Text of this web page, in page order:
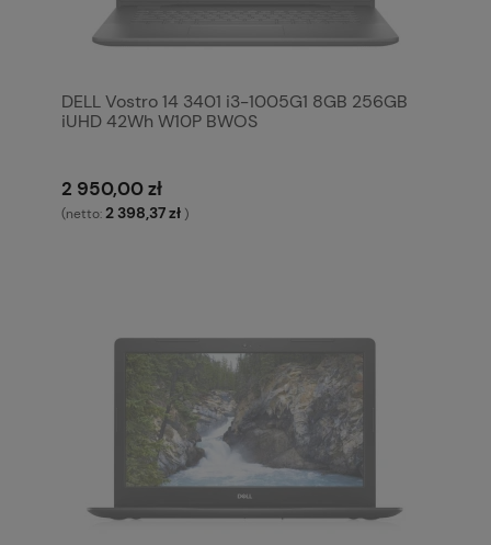
DELL Vostro 14 3401 i3-1005G1 8GB 256GB
iUHD 42Wh W10P BWOS
2 950,00 zł
(netto: 2 398,37 zł )